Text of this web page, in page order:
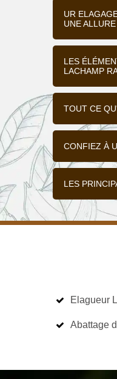
UR
UNE
LES
LACHAMP
TOUT CE
CONFIEZ À
LES
Elagueur
Abattage